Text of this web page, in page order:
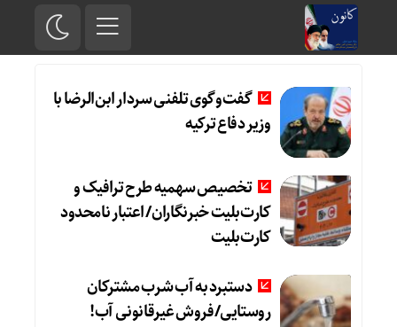
گفت‌وگوی تلفنی سردار ابن‌الرضا با
وزیر دفاع ترکیه
تخصیص سهمیه طرح ترافیک و
کارت‌بلیت خبرنگاران/ اعتبار نامحدود
کارت‌بلیت
دستبرد به آب شرب مشترکان
روستایی/فروش غیرقانونی آب!